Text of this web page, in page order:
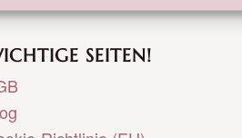
SEITEN!